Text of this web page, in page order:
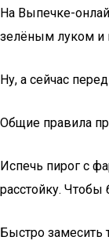
На Выпечке-
зелёным луком и
Ну, а сейчас
Общие правила
Испечь пирог с
расстойку. Чтобы
Быстро замесить